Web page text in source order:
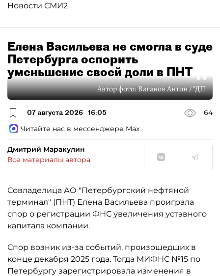
Новости СМИ2
Елена Васильева не смогла в суде
Петербурга оспорить
уменьшение своей доли в ПНТ
Автор фото:Ваганов Антон / "ДП"
07 августа 2026 16:05
64
Читайте нас в мессенджере Max
Дмитрий Маракулин
Все материалы автора
Совладелица АО "Петербургский нефтяной
терминал" (ПНТ) Елена Васильева проиграла
спор о регистрации ФНС увеличения уставного
капитала компании.
Спор возник из-за событий, произошедших в
конце декабря 2025 года. Тогда МИФНС №15 по
Петербургу зарегистрировала изменения в